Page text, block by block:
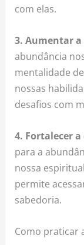
com elas.
3. Aumentar
abundância
mentalidade
nossas
desafios com
4. Fortalecer
para a
nossa
permite
sabedoria.
Como praticar